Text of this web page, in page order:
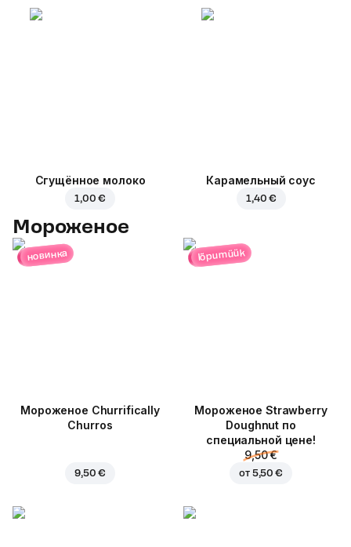
Сгущённое молоко
1,00 €
Карамельный соус
1,40 €
Мороженое
новинка
Мороженое Churrifically
Churros
9,50 €
lõpumüük
Мороженое Strawberry
Doughnut по
специальной цене!
9,50 €
от 5,50 €